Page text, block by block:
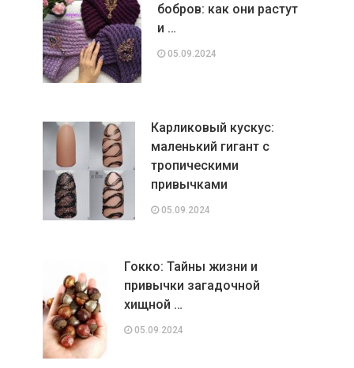
бобров: как они растут
и …
05.09.2024
Карликовый кускус:
маленький гигант с
тропическими
привычками
05.09.2024
Гокко: Тайны жизни и
привычки загадочной
хищной …
05.09.2024